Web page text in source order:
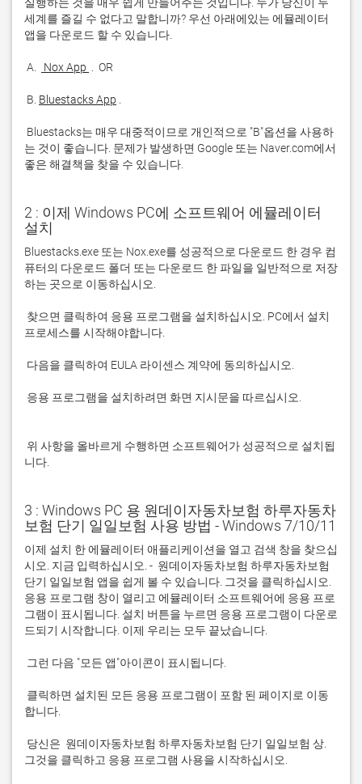
세계를 즐길 수 없다고 말합니까? 우선 아래에있는 에뮬레이터
A. Nox App
B. Bluestacks App
는 것이 좋습니다. 문제가 발생하면 Google 또는 Naver.com에서
좋은 해결책을 찾을 수 있습니다.
2 : 이제 Windows PC에 소프트웨어 에뮬레이터
설치
Bluestacks.exe 또는 Nox.exe를 성공적으로 다운로드 한 경우 컴
퓨터의 다운로드 폴더 또는 다운로드 한 파일을 일반적으로 저장
니다.
3 : Windows PC 용 원데이자동차보험 하루자동차
보험 단기 일일보험 사용 방법 - Windows 7/10/11
이제 설치 한 에뮬레이터 애플리케이션을 열고 검색 창을 찾으십
시오. 지금 입력하십시오. -  원데이자동차보험 하루자동차보험
단기 일일보험 앱을 쉽게 볼 수 있습니다. 그것을 클릭하십시오.
응용 프로그램 창이 열리고 에뮬레이터 소프트웨어에 응용 프로
그램이 표시됩니다. 설치 버튼을 누르면 응용 프로그램이 다운로
그것을 클릭하고 응용 프로그램 사용을 시작하십시오.